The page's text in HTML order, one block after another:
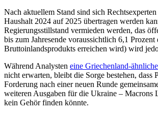
Nach aktuellem Stand sind sich
Haushalt 2024 auf 2025 übertragen werden
Regierungsstillstand vermieden werden, das
bis zum Jahresende voraussichtlich 6,1 Prozent
Bruttoinlandsprodukts erreichen wird) wird
Während Analysten eine Griechenland-
nicht erwarten, bleibt die Sorge bestehen, dass
Forderung nach einer neuen Runde
weiteren Ausgaben für die Ukraine – Macrons
kein Gehör finden könnte.